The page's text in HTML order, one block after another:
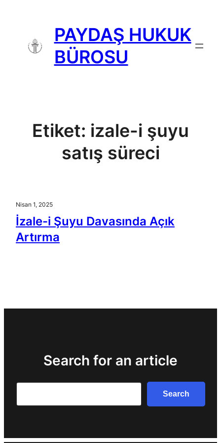
PAYDAŞ HUKUK
BÜROSU
Etiket: izale-i şuyu
satış süreci
Nisan 1, 2025
İzale-i Şuyu Davasında Açık
Artırma
Search for an article
Search